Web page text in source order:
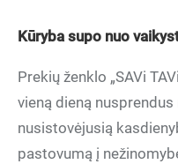
Kūryba supo nuo
Prekių ženklo „SAVi
vieną dieną
nusistovėjusią
pastovumą į